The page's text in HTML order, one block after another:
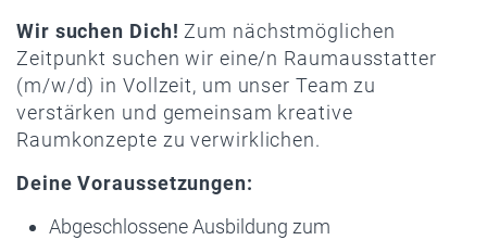
Wir suchen Dich! Zum nächstmöglichen
Zeitpunkt suchen wir eine/n Raumausstatter
(m/w/d) in Vollzeit, um unser Team zu
verstärken und gemeinsam kreative
Raumkonzepte zu verwirklichen.
Deine Voraussetzungen:
Abgeschlossene Ausbildung zum